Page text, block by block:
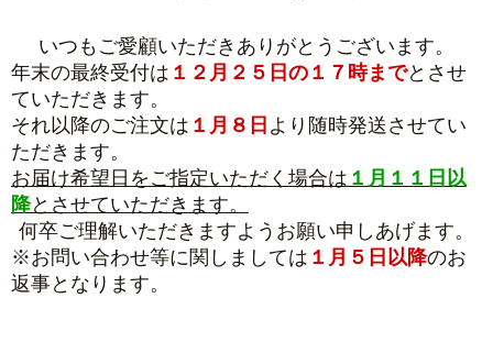
いつもご愛顧いただきありがとうございます。
年末の最終受付は １２月２５日の１７時までとさせ
ていただきます。
それ以降のご注文は １ 月８ 日 より随時発送させてい
ただきます。
お届け希望日をご指定いただく場合は １月１１日以
降とさせていただきます。
何卒ご理解いただきますようお願い申しあげます。
※お問い合わせ等に関しましては １ 月５日以降のお
返事となります。